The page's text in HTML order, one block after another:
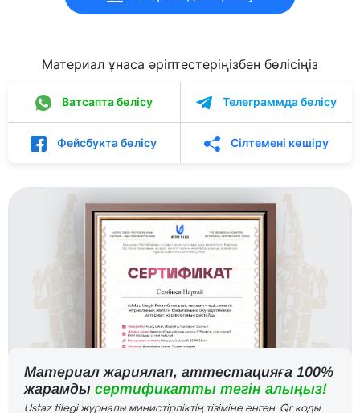
Материал ұнаса әріптестеріңізбен бөлісіңіз
Ватсапта бөлісу Телеграммда бөлісу
Фейсбукта бөлісу Сілтемені көшіру
Материал жариялап, аттестацияға 100%
жарамды сертификатты тегін алыңыз!
Ustaz tilegi журналы министірліктің тізіміне енген. Qr коды